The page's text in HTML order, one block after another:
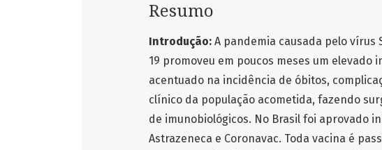
Resumo
Introdução: A pandemia causada pelo vírus
19 promoveu em poucos meses um elevado
acentuado na incidência de óbitos,
clínico da população acometida, fazendo
de imunobiológicos. No Brasil foi aprovado
Astrazeneca e Coronavac. Toda vacina é